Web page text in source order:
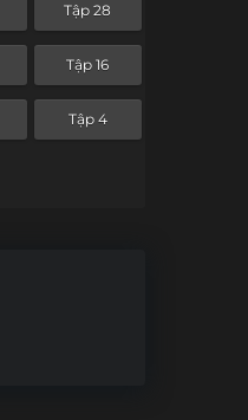
Tập 28
Tập 16
Tập 4